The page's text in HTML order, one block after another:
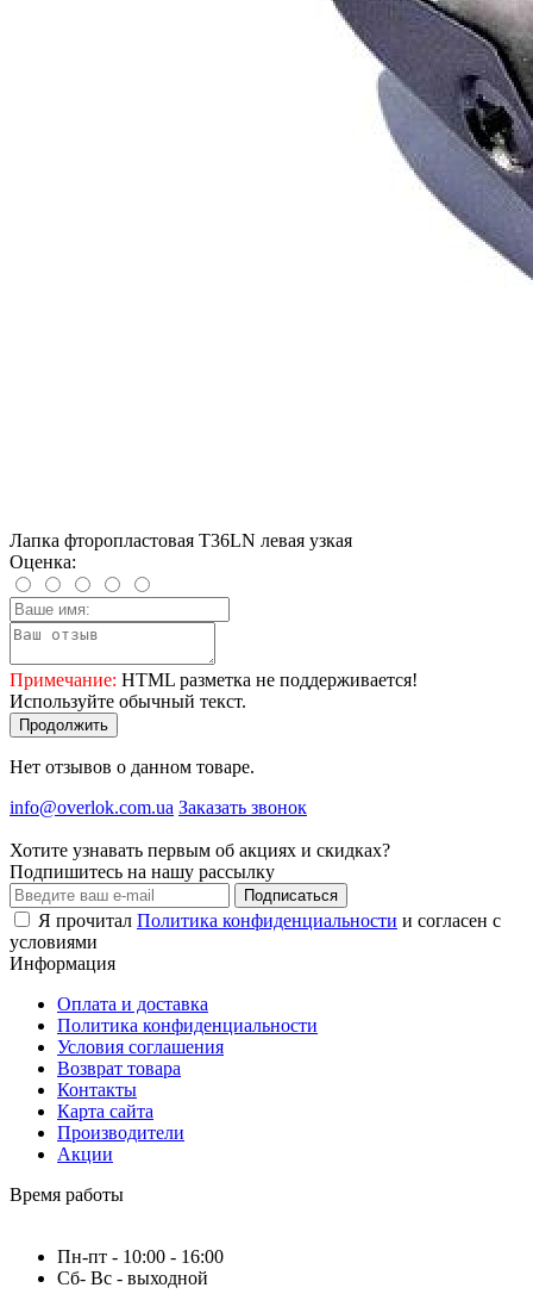
Лапка фторопластовая T36LN левая узкая
Оценка:
Примечание: HTML разметка не поддерживается!
Используйте обычный текст.
Продолжить
Нет отзывов о данном товаре.
info@overlok.com.ua Заказать звонок
Хотите узнавать первым об акциях и скидках?
Подпишитесь на нашу рассылку
Подписаться
Я прочитал Политика конфиденциальности и согласен с
условиями
Информация
Оплата и доставка
Политика конфиденциальности
Условия соглашения
Возврат товара
Контакты
Карта сайта
Производители
Акции
Время работы
Пн-пт - 10:00 - 16:00
Сб- Вс - выходной